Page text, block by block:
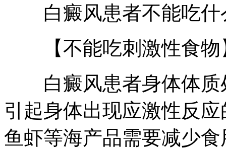
白癜风患者不能吃什
【不能吃刺激性食物
白癜风患者身体体质
引起身体出现应激性反
鱼虾等海产品需要减少